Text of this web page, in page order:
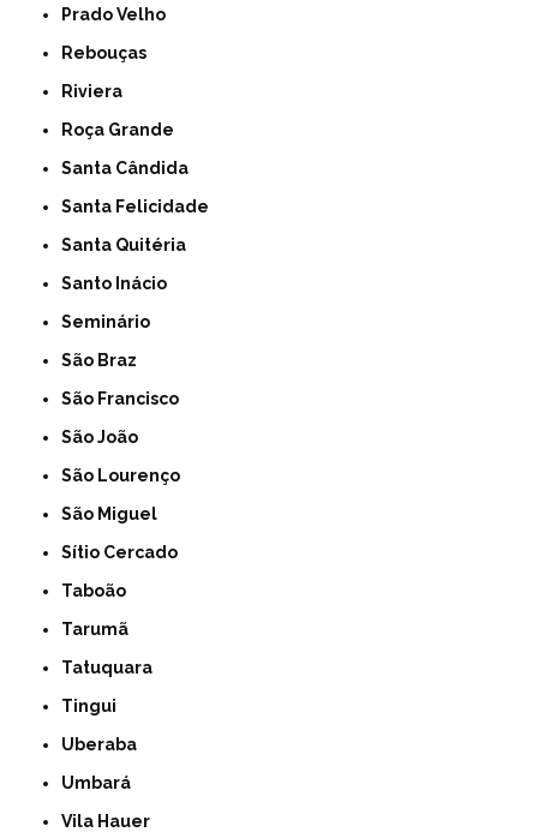
Prado Velho
Rebouças
Riviera
Roça Grande
Santa Cândida
Santa Felicidade
Santa Quitéria
Santo Inácio
Seminário
São Braz
São Francisco
São João
São Lourenço
São Miguel
Sítio Cercado
Taboão
Tarumã
Tatuquara
Tingui
Uberaba
Umbará
Vila Hauer